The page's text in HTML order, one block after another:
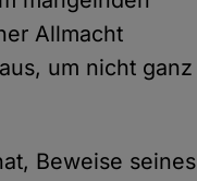
Allmacht
um nicht ganz
Beweise seines